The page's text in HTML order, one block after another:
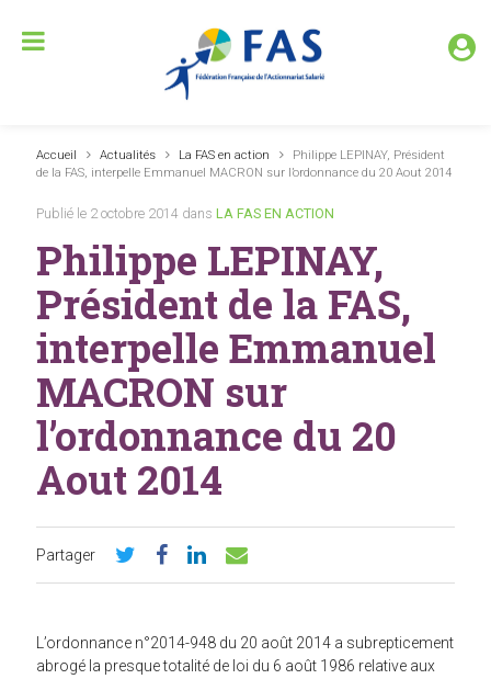
Accueil Actualités La FAS en action
Philippe LEPINAY, Président
de la FAS, interpelle Emmanuel MACRON sur l’ordonnance du 20 Aout 2014
Publié le 2 octobre 2014 dans LA FAS EN ACTION
Philippe LEPINAY,
Président de la FAS,
interpelle Emmanuel
MACRON sur
l’ordonnance du 20
Aout 2014
Partager
L’ordonnance n°2014-948 du 20 août 2014 a subrepticement
abrogé la presque totalité de loi du 6 août 1986 relative aux